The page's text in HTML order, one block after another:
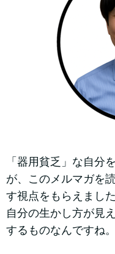
「器用貧乏」な自分
が、このメルマガを
す視点をもらえました
自分の生かし方が見
するものなんですね。